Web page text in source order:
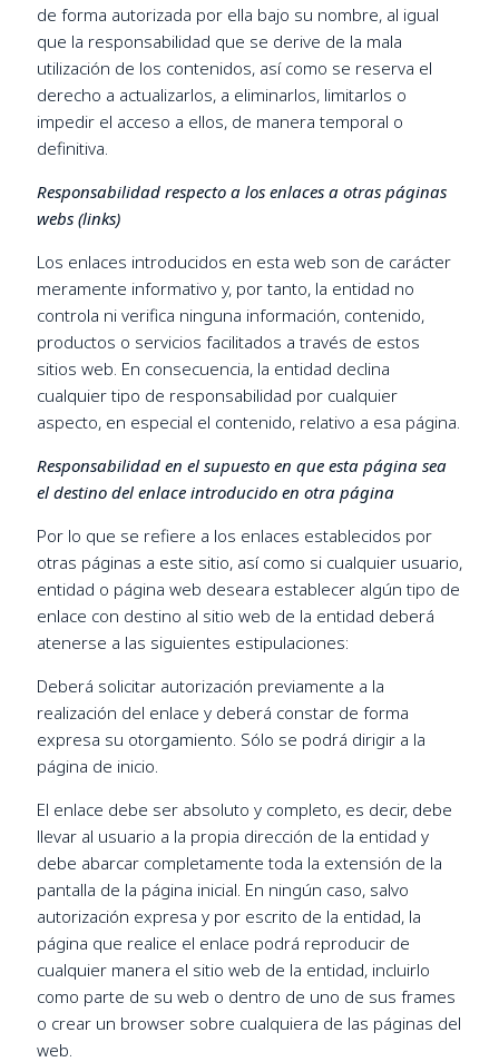
de forma autorizada por ella bajo su nombre, al igual
que la responsabilidad que se derive de la mala
utilización de los contenidos, así como se reserva el
derecho a actualizarlos, a eliminarlos, limitarlos o
impedir el acceso a ellos, de manera temporal o
definitiva.
Responsabilidad respecto a los enlaces a otras páginas
webs (links)
Los enlaces introducidos en esta web son de carácter
meramente informativo y, por tanto, la entidad no
controla ni verifica ninguna información, contenido,
productos o servicios facilitados a través de estos
sitios web. En consecuencia, la entidad declina
cualquier tipo de responsabilidad por cualquier
aspecto, en especial el contenido, relativo a esa página.
Responsabilidad en el supuesto en que esta página sea
el destino del enlace introducido en otra página
Por lo que se refiere a los enlaces establecidos por
otras páginas a este sitio, así como si cualquier usuario,
entidad o página web deseara establecer algún tipo de
enlace con destino al sitio web de la entidad deberá
atenerse a las siguientes estipulaciones:
Deberá solicitar autorización previamente a la
realización del enlace y deberá constar de forma
expresa su otorgamiento. Sólo se podrá dirigir a la
página de inicio.
El enlace debe ser absoluto y completo, es decir, debe
llevar al usuario a la propia dirección de la entidad y
debe abarcar completamente toda la extensión de la
pantalla de la página inicial. En ningún caso, salvo
autorización expresa y por escrito de la entidad, la
página que realice el enlace podrá reproducir de
cualquier manera el sitio web de la entidad, incluirlo
como parte de su web o dentro de uno de sus frames
o crear un browser sobre cualquiera de las páginas del
web.